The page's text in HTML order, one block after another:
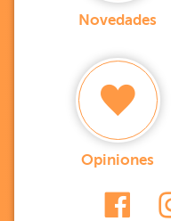
Novedades
Opiniones